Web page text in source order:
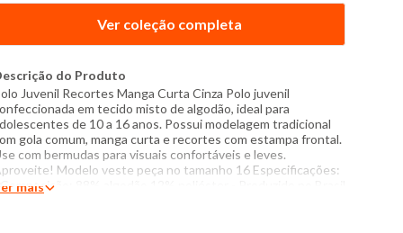
Ver coleção completa
do Produto
Juvenil Recortes Manga Curta Cinza Polo juvenil
em tecido misto de algodão, ideal para
de 10 a 16 anos. Possui modelagem tradicional
gola comum, manga curta e recortes com estampa frontal.
com bermudas para visuais confortáveis e leves.
Modelo veste peça no tamanho 16 Especificações:
88% algodão,12% poliéster - Produzido no Brasil
mais